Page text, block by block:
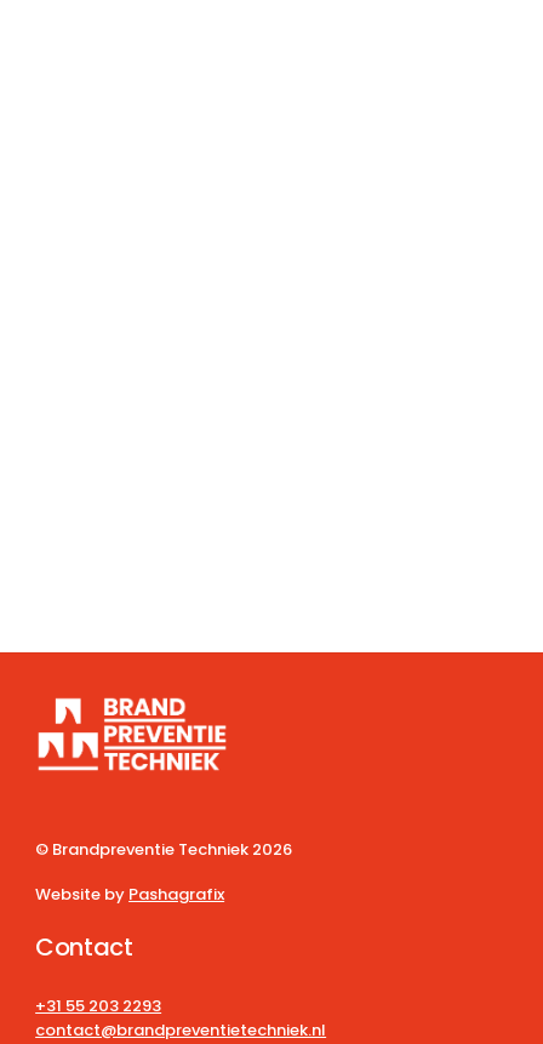
© Brandpreventie Techniek 2026
Website by Pashagrafix
Contact
+31 55 203 2293
contact@brandpreventietechniek.nl